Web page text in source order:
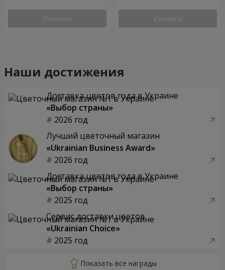
Уточнить Уточнить
Наши достижения
Доставка цветов года в Украине
«Выбор страны»
2026 год
Лучший цветочный магазин
«Ukrainian Business Award»
2026 год
Доставка цветов года в Украине
«Выбор страны»
2025 год
Сервис доставки цветов
«Ukrainian Choice»
2025 год